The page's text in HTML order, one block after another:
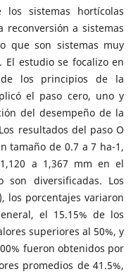
los sistemas hortícolas
reconversión a sistemas
que son sistemas muy
El estudio se focalizo en
los principios de la
el paso cero, uno y
del desempeño de la
Los resultados del paso O
tamaño de 0.7 a 7 ha-1,
a 1,367 mm en el
diversificadas. Los
los porcentajes variaron
el 15.15% de los
superiores al 50%, y
fueron obtenidos por
promedios de 41.5%,